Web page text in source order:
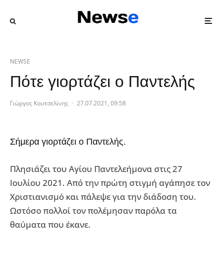
NEWSE
Πότε γιορτάζει ο Παντελής
Γιώργος Κουτσελίνης · 27.07.2021, 09:58
Σήμερα γιορτάζει ο Παντελής.
Πλησιάζει του Αγίου Παντελεήμονα στις 27
Ιουλίου 2021. Από την πρώτη στιγμή αγάπησε τον
Χριστιανισμό και πάλεψε για την διάδοση του.
Ωστόσο πολλοί τον πολέμησαν παρόλα τα
θαύματα που έκανε.